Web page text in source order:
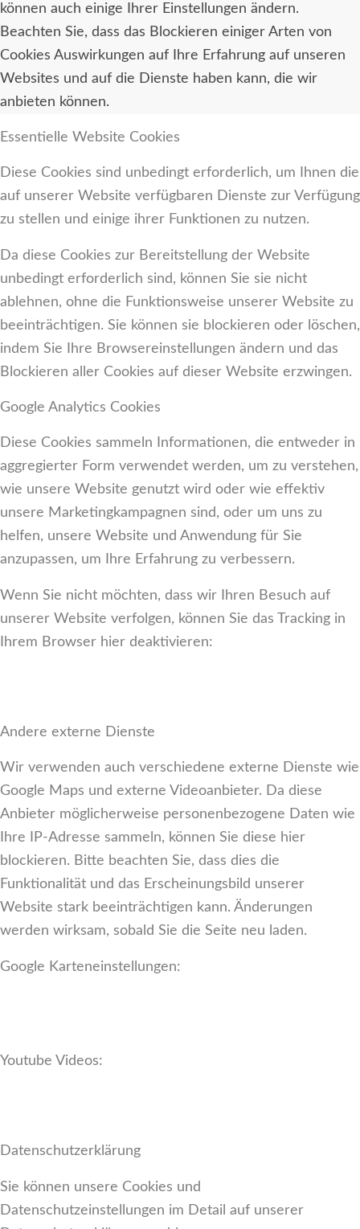
können auch einige Ihrer Einstellungen ändern.
Beachten Sie, dass das Blockieren einiger Arten von
Cookies Auswirkungen auf Ihre Erfahrung auf unseren
Websites und auf die Dienste haben kann, die wir
anbieten können.
Essentielle Website Cookies
Diese Cookies sind unbedingt erforderlich, um Ihnen die
auf unserer Website verfügbaren Dienste zur Verfügung
zu stellen und einige ihrer Funktionen zu nutzen.
Da diese Cookies zur Bereitstellung der Website
unbedingt erforderlich sind, können Sie sie nicht
ablehnen, ohne die Funktionsweise unserer Website zu
beeinträchtigen. Sie können sie blockieren oder löschen,
indem Sie Ihre Browsereinstellungen ändern und das
Blockieren aller Cookies auf dieser Website erzwingen.
Google Analytics Cookies
Diese Cookies sammeln Informationen, die entweder in
aggregierter Form verwendet werden, um zu verstehen,
wie unsere Website genutzt wird oder wie effektiv
unsere Marketingkampagnen sind, oder um uns zu
helfen, unsere Website und Anwendung für Sie
anzupassen, um Ihre Erfahrung zu verbessern.
Wenn Sie nicht möchten, dass wir Ihren Besuch auf
unserer Website verfolgen, können Sie das Tracking in
Ihrem Browser hier deaktivieren:
Andere externe Dienste
Wir verwenden auch verschiedene externe Dienste wie
Google Maps und externe Videoanbieter. Da diese
Anbieter möglicherweise personenbezogene Daten wie
Ihre IP-Adresse sammeln, können Sie diese hier
blockieren. Bitte beachten Sie, dass dies die
Funktionalität und das Erscheinungsbild unserer
Website stark beeinträchtigen kann. Änderungen
werden wirksam, sobald Sie die Seite neu laden.
Google Karteneinstellungen:
Youtube Videos:
Datenschutzerklärung
Sie können unsere Cookies und
Datenschutzeinstellungen im Detail auf unserer